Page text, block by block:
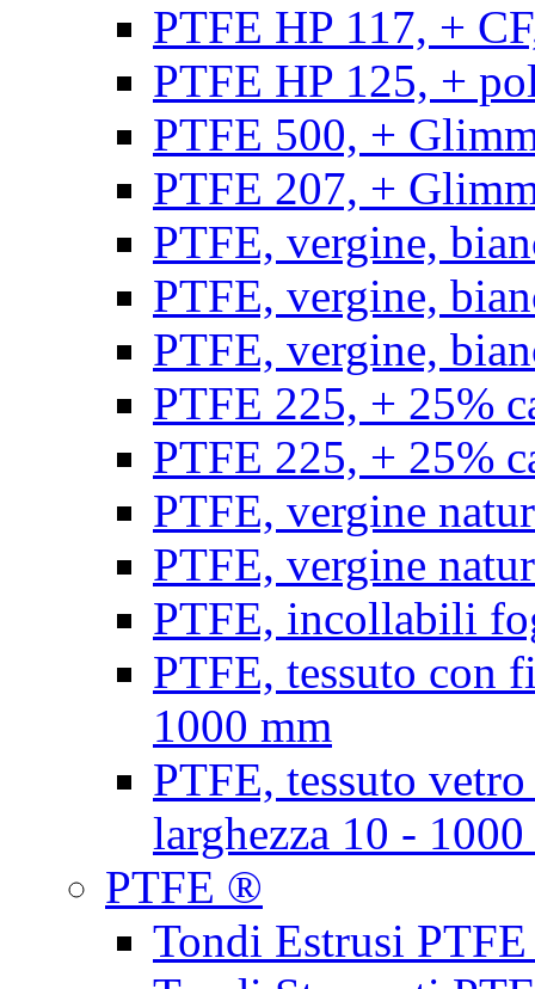
PTFE HP 117, +
PTFE HP 125, +
PTFE 500, +
PTFE 207, +
PTFE, vergine,
PTFE, vergine,
PTFE, vergine,
PTFE 225, + 25%
PTFE 225, + 25%
PTFE, vergine
PTFE, vergine
PTFE, incollabili
PTFE, tessuto con
1000 mm
PTFE, tessuto
larghezza 10 -
PTFE ®
Tondi Estrusi